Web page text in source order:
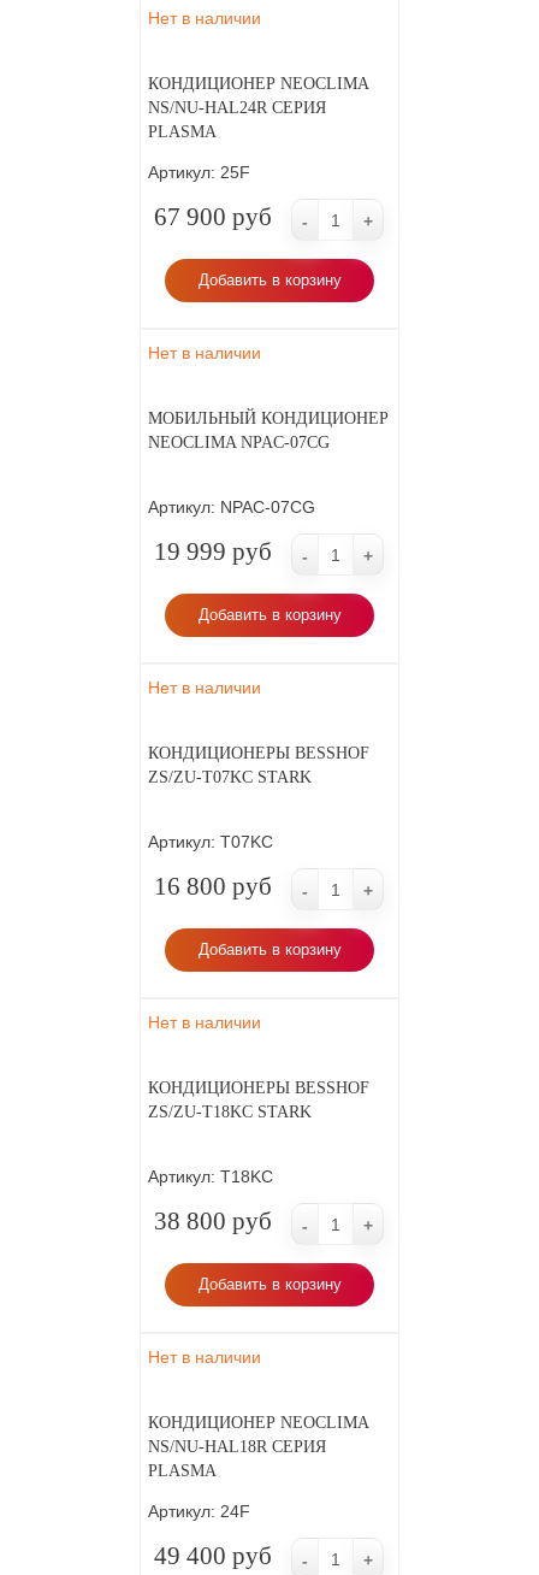
Нет в наличии
КОНДИЦИОНЕР NEOCLIMA
NS/NU-HAL24R СЕРИЯ
PLASMA
Артикул: 25F
67 900 руб - +
Добавить в корзину
Нет в наличии
МОБИЛЬНЫЙ КОНДИЦИОНЕР
NEOCLIMA NPAC-07CG
Артикул: NPAC-07CG
19 999 руб - +
Добавить в корзину
Нет в наличии
КОНДИЦИОНЕРЫ BESSHOF
ZS/ZU-T07KC STARK
Артикул: T07KC
16 800 руб - +
Добавить в корзину
Нет в наличии
КОНДИЦИОНЕРЫ BESSHOF
ZS/ZU-T18KC STARK
Артикул: T18KC
38 800 руб - +
Добавить в корзину
Нет в наличии
КОНДИЦИОНЕР NEOCLIMA
NS/NU-HAL18R СЕРИЯ
PLASMA
Артикул: 24F
49 400 руб - +